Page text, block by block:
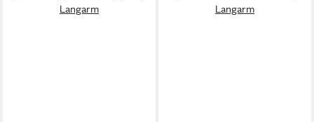
Langarm
Langarm